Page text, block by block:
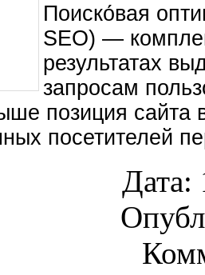
Поиско́вая
SEO) —
результатах
запросам
позиция сайта
посетителей
Дата: